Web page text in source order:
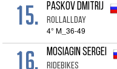
15. Paskov Dmitrij
RollAllDay
4° M_36-49
16. Mosiagin Sergei
RideBikes